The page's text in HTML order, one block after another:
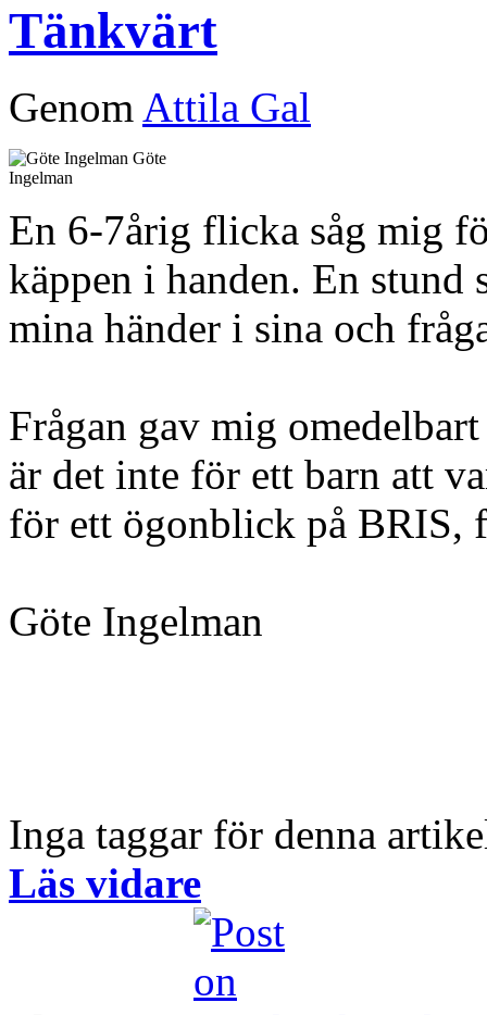
Tänkvärt
Genom Attila Gal
Göte
Ingelman
En 6-7årig flicka såg mig
käppen i handen. En stund
mina händer i sina och
Frågan gav mig
är det inte för ett barn att
för ett ögonblick på BRIS,
Göte Ingelman
Inga taggar för denna
Läs vidare